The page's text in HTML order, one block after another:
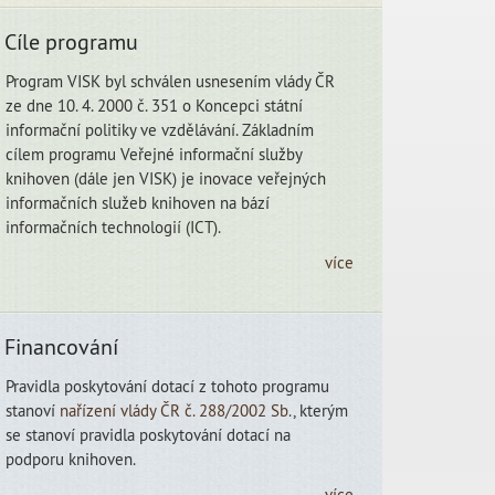
autorit
Cíle programu
Program VISK byl schválen usnesením vlády ČR
ze dne 10. 4. 2000 č. 351 o Koncepci státní
informační politiky ve vzdělávání. Základním
cílem programu Veřejné informační služby
knihoven (dále jen VISK) je inovace veřejných
informačních služeb knihoven na bází
informačních technologií (ICT).
více
Financování
Pravidla poskytování dotací z tohoto programu
stanoví nařízení vlády ČR č. 288/2002 Sb., kterým
se stanoví pravidla poskytování dotací na
podporu knihoven.